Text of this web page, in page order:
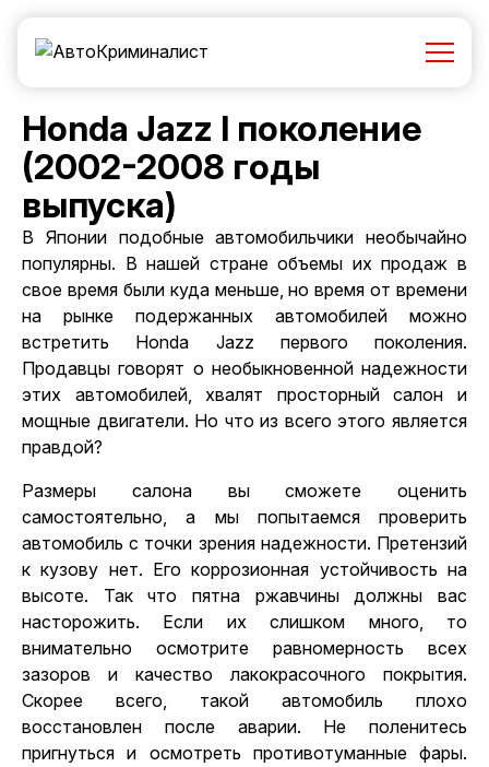
Honda Jazz I поколение
(2002-2008 годы
выпуска)
В Японии подобные автомобильчики необычайно
популярны. В нашей стране объемы их продаж в
свое время были куда меньше, но время от времени
на рынке подержанных автомобилей можно
встретить Honda Jazz первого поколения.
Продавцы говорят о необыкновенной надежности
этих автомобилей, хвалят просторный салон и
мощные двигатели. Но что из всего этого является
правдой?
Размеры салона вы сможете оценить
самостоятельно, а мы попытаемся проверить
автомобиль с точки зрения надежности. Претензий
к кузову нет. Его коррозионная устойчивость на
высоте. Так что пятна ржавчины должны вас
насторожить. Если их слишком много, то
внимательно осмотрите равномерность всех
зазоров и качество лакокрасочного покрытия.
Скорее всего, такой автомобиль плохо
восстановлен после аварии. Не поленитесь
пригнуться и осмотреть противотуманные фары.